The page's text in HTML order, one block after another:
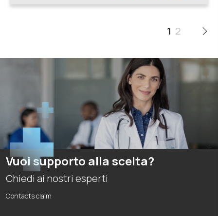
1 2
Vuoi supporto alla scelta?
Chiedi ai nostri esperti
Contacts claim